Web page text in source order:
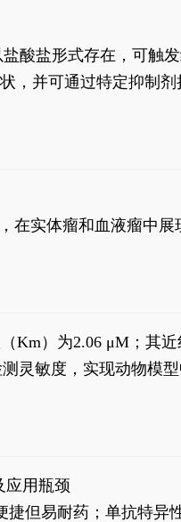
酸盐形式存在，可触
为表型。
，并可通过特定抑制剂
实体瘤和血液瘤中展
Km）为2.06 μM；其
生物发光动态追踪。
灵敏度，实现动物模
应用瓶颈
但易耐药；单抗特异